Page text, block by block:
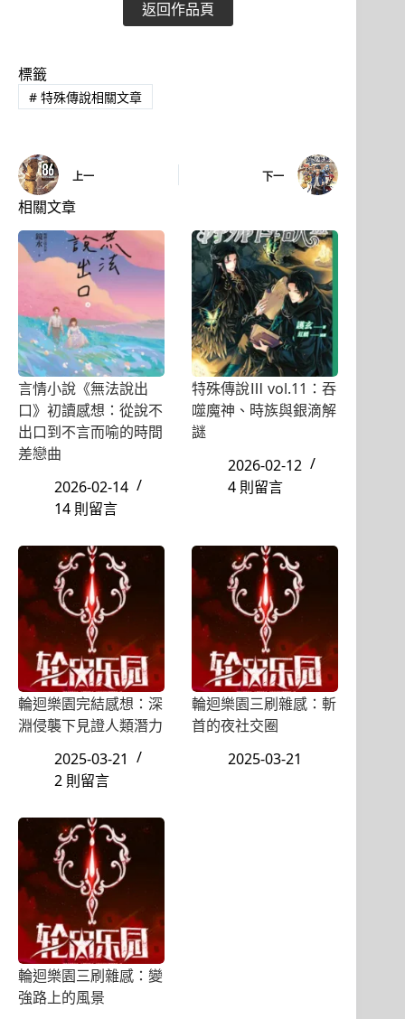
返回作品頁
標籤
#特殊傳說相關文章
上一 下一
相關文章
言情小說《無法說出
口》初讀感想：從說不
出口到不言而喻的時間
差戀曲
2026-02-14
14 則留言
特殊傳說Ⅲ vol.11：吞
噬魔神、時族與銀滴解
謎
2026-02-12
4 則留言
輪迴樂園完結感想：深
淵侵襲下見證人類潛力
2025-03-21
2 則留言
輪迴樂園三刷雜感：斬
首的夜社交圈
2025-03-21
輪迴樂園三刷雜感：變
強路上的風景